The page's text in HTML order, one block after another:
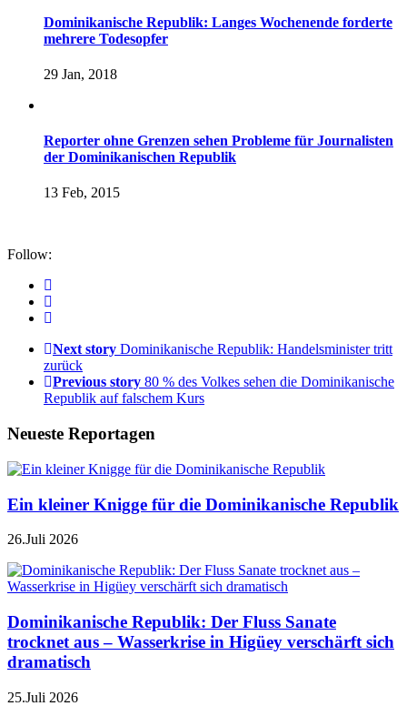
Dominikanische Republik: Langes Wochenende forderte
mehrere Todesopfer
29 Jan, 2018
Reporter ohne Grenzen sehen Probleme für Journalisten
der Dominikanischen Republik
13 Feb, 2015
Follow:
Next story Dominikanische Republik: Handelsminister tritt
zurück
Previous story 80 % des Volkes sehen die Dominikanische
Republik auf falschem Kurs
Neueste Reportagen
Ein kleiner Knigge für die Dominikanische Republik
26.Juli 2026
Dominikanische Republik: Der Fluss Sanate
trocknet aus – Wasserkrise in Higüey verschärft sich
dramatisch
25.Juli 2026